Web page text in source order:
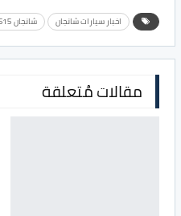
اخبار سيارات شانجان شانجان CS15
مقالات مُتعلقة